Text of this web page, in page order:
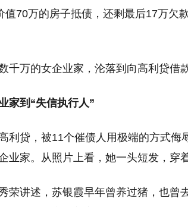
70万的房子抵债，还剩最后17万欠
千万的女企业家，沦落到向高利贷借
家到“失信执行人”
利贷，被11个催债人用极端的方式侮
业家。从照片上看，她一头短发，穿
荣讲述，苏银霞早年曾养过猪，也曾